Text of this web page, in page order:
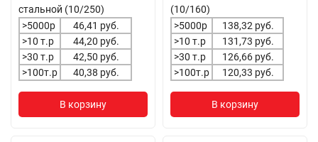
стальной (10/250)
>5000р
46,41 руб.
>10 т.р
44,20 руб.
>30 т.р
42,50 руб.
>100т.р
40,38 руб.
В корзину
(10/160)
>5000р
138,32 руб.
>10 т.р
131,73 руб.
>30 т.р
126,66 руб.
>100т.р
120,33 руб.
В корзину